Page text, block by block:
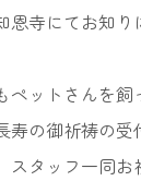
恩寺にてお知
ペットさんを
寿の御祈祷の
タッフ一同お